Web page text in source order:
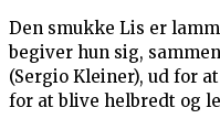
Den smukke Lis er
begiver hun sig,
(Sergio Kleiner), ud for
for at blive helbredt og